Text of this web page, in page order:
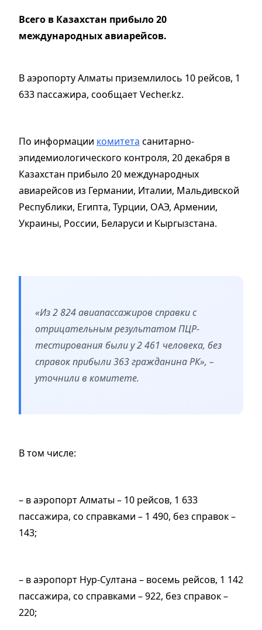
Всего в Казахстан прибыло 20
международных авиарейсов.
В аэропорту Алматы приземлилось 10 рейсов, 1
633 пассажира, сообщает Vecher.kz.
По информации комитета санитарно-
эпидемиологического контроля, 20 декабря в
Казахстан прибыло 20 международных
авиарейсов из Германии, Италии, Мальдивской
Республики, Египта, Турции, ОАЭ, Армении,
Украины, России, Беларуси и Кыргызстана.
«Из 2 824 авиапассажиров справки с
отрицательным результатом ПЦР-
тестирования были у 2 461 человека, без
справок прибыли 363 гражданина РК», –
уточнили в комитете.
В том числе:
– в аэропорт Алматы – 10 рейсов, 1 633
пассажира, со справками – 1 490, без справок –
143;
– в аэропорт Нур-Султана – восемь рейсов, 1 142
пассажира, со справками – 922, без справок –
220;